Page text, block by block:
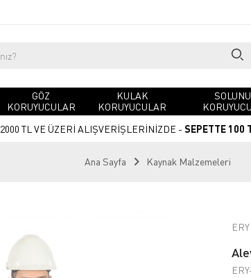
GÖZ
KORUYUCULAR
KULAK
KORUYUCULAR
2000 TL VE ÜZERİ ALIŞVERİŞLERİNİZDE - SEPETTE 100
Ana Sayfa Kaynak Malzemeleri
ERY